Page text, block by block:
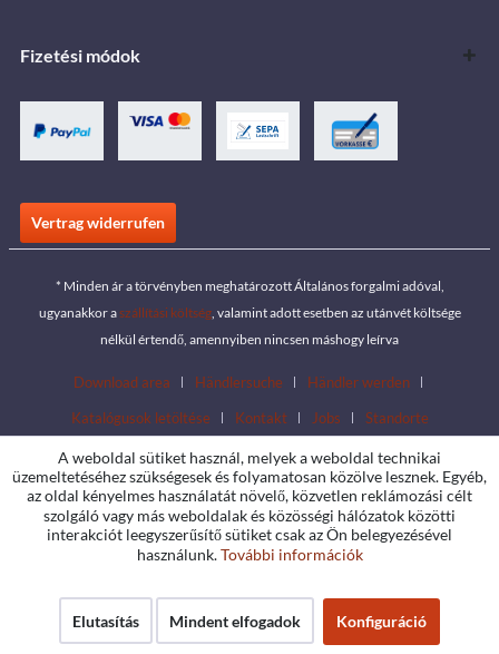
Fizetési módok
Vertrag widerrufen
* Minden ár a törvényben meghatározott Általános forgalmi adóval,
ugyanakkor aszállítási költség, valamint adott esetben az utánvét költsége
nélkül értendő, amennyiben nincsen máshogy leírva
Download area Händlersuche
Händler werden
Katalógusok letöltése
Kontakt Jobs Standorte
A weboldal sütiket használ, melyek a weboldal technikai
üzemeltetéséhez szükségesek és folyamatosan közölve lesznek. Egyéb,
az oldal kényelmes használatát növelő, közvetlen reklámozási célt
szolgáló vagy más weboldalak és közösségi hálózatok közötti
interakciót leegyszerűsítő sütiket csak az Ön belegyezésével
használunk.További információk
Elutasítás Mindent elfogadok Konfiguráció